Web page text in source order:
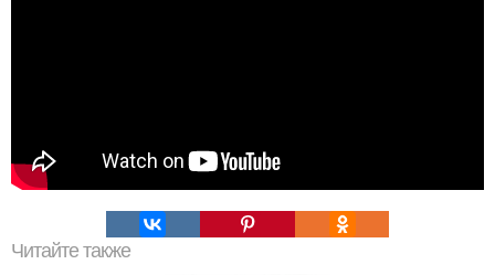
Читайте также